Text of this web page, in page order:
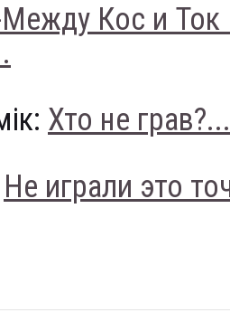
Кос и
Хто не грав?...
Не играли это